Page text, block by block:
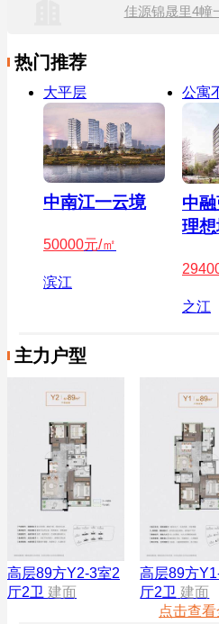
佳源锦晟里4幢
热门推荐
大平层
中南江一云境
50000元/㎡
滨江
公寓
中
理
之江
主力户型
高层89方Y2-3室2
厅2卫 建面
高层89方
厅2卫 建面
点击查